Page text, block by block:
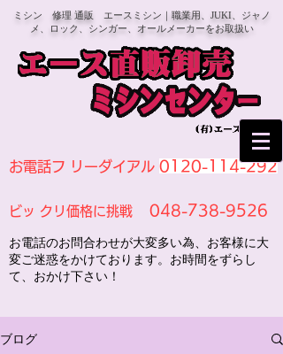
ミシン 修理 通販 エースミシン｜職業用、JUKI、ジャノ
メ、ロック、シンガー、オールメーカーをお取扱い
お電話フ リーダイアル 0120-114-292
ビッ クリ価格に挑戦 048-738-9526
お電話のお問合わせが大変多い為、お客様に大
変ご迷惑をかけております。お時間をずらし
て、おかけ下さい！
ブログ